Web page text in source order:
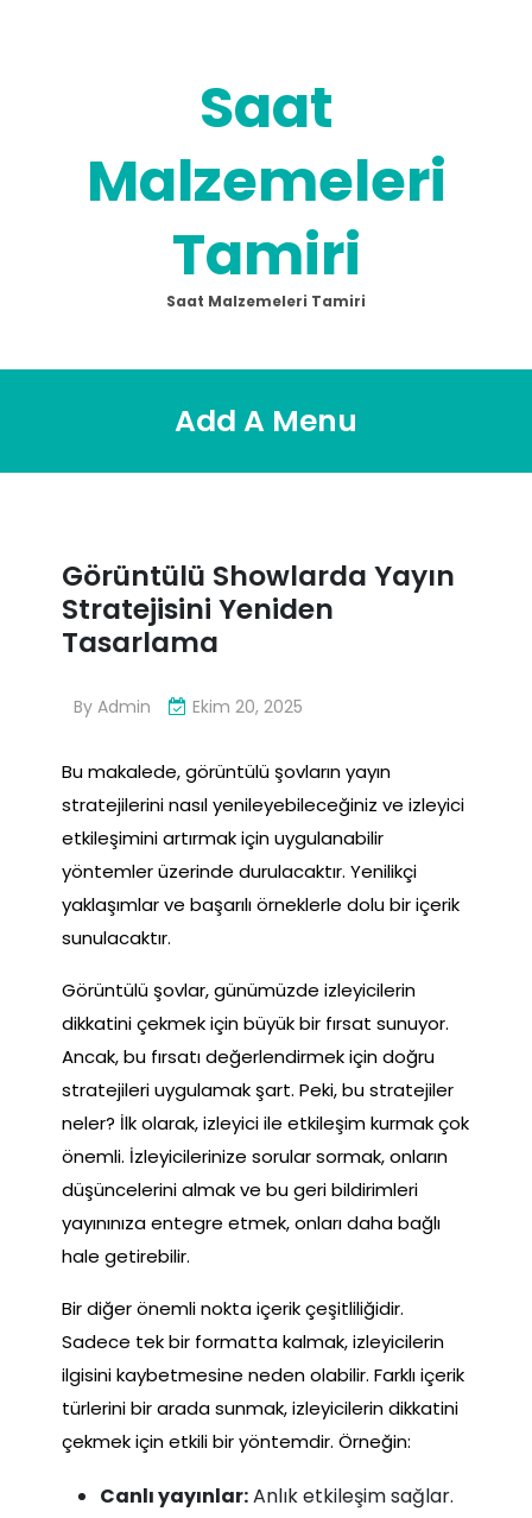
Saat
Malzemeleri
Tamiri
Saat Malzemeleri Tamiri
Add A Menu
Görüntülü Showlarda Yayın
Stratejisini Yeniden
Tasarlama
By Admin Ekim 20, 2025
Bu makalede, görüntülü şovların yayın
stratejilerini nasıl yenileyebileceğiniz ve izleyici
etkileşimini artırmak için uygulanabilir
yöntemler üzerinde durulacaktır. Yenilikçi
yaklaşımlar ve başarılı örneklerle dolu bir içerik
sunulacaktır.
Görüntülü şovlar, günümüzde izleyicilerin
dikkatini çekmek için büyük bir fırsat sunuyor.
Ancak, bu fırsatı değerlendirmek için doğru
stratejileri uygulamak şart. Peki, bu stratejiler
neler? İlk olarak, izleyici ile etkileşim kurmak çok
önemli. İzleyicilerinize sorular sormak, onların
düşüncelerini almak ve bu geri bildirimleri
yayınınıza entegre etmek, onları daha bağlı
hale getirebilir.
Bir diğer önemli nokta içerik çeşitliliğidir.
Sadece tek bir formatta kalmak, izleyicilerin
ilgisini kaybetmesine neden olabilir. Farklı içerik
türlerini bir arada sunmak, izleyicilerin dikkatini
çekmek için etkili bir yöntemdir. Örneğin:
Canlı yayınlar:Anlık etkileşim sağlar.